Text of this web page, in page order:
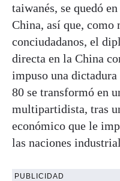
taiwanés, se quedó
China, así que, como
conciudadanos, el
directa en la China
impuso una
80 se transformó en
multipartidista, tras
económico que le
las naciones
PUBLICIDAD